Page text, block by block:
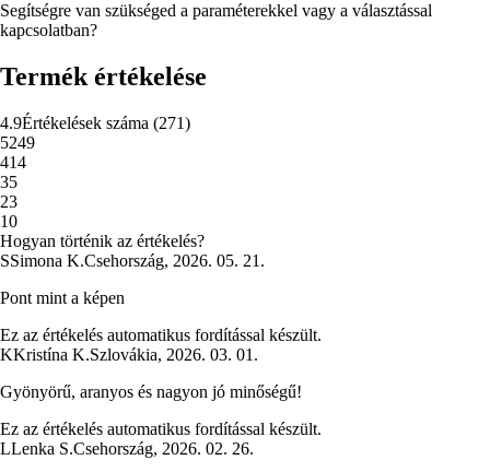
Segítségre van szükséged a paraméterekkel vagy a választással
kapcsolatban?
Termék értékelése
4.9Értékelések száma (271)
5249
414
35
23
10
Hogyan történik az értékelés?
SSimona K.Csehország, 2026. 05. 21.
Pont mint a képen
Ez az értékelés automatikus fordítással készült.
KKristína K.Szlovákia, 2026. 03. 01.
Gyönyörű, aranyos és nagyon jó minőségű!
Ez az értékelés automatikus fordítással készült.
LLenka S.Csehország, 2026. 02. 26.